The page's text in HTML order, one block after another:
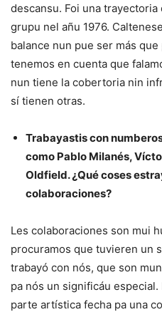
descansu. Foi una
grupu nel añu 1976.
balance nun pue ser más
tenemos en cuenta que
nun tiene la cobertoria nin
sí tienen otras.
Trabayastis con
como Pablo Milanés,
Oldfield. ¿Qué coses
colaboraciones?
Les colaboraciones son mui
procuramos que tuvieren un
trabayó con nós, que son
pa nós un significáu
parte artística fecha pa una